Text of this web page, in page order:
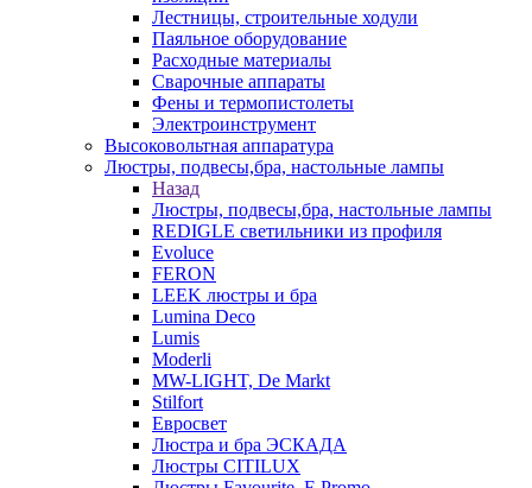
Лестницы, строительные ходули
Паяльное оборудование
Расходные материалы
Сварочные аппараты
Фены и термопистолеты
Электроинструмент
Высоковольтная аппаратура
Люстры, подвесы,бра, настольные лампы
Назад
Люстры, подвесы,бра, настольные лампы
REDIGLE светильники из профиля
Evoluce
FERON
LEEK люстры и бра
Lumina Deco
Lumis
Moderli
MW-LIGHT, De Markt
Stilfort
Евросвет
Люстра и бра ЭСКАДА
Люстры CITILUX